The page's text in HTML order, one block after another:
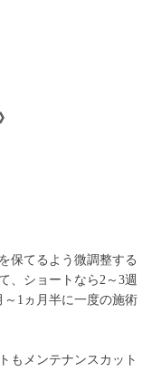
保てるよう微調整する
、ショートなら2～3週
1ヵ月半に一度の施術
もメンテナンスカット